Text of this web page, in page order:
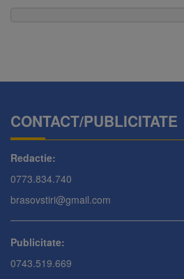
CONTACT/PUBLICITATE
Redactie:
0773.834.740
brasovstiri@gmail.com
Publicitate:
0743.519.669